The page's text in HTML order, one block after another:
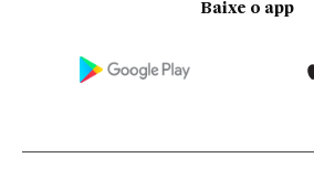
Baixe o app